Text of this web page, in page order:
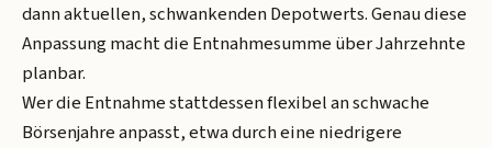
dann aktuellen, schwankenden Depotwerts. Genau diese
Anpassung macht die Entnahmesumme über Jahrzehnte
planbar.
Wer die Entnahme stattdessen flexibel an schwache
Börsenjahre anpasst, etwa durch eine niedrigere